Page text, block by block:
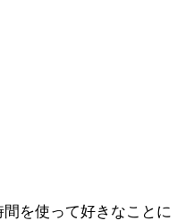
を使って好きなことに